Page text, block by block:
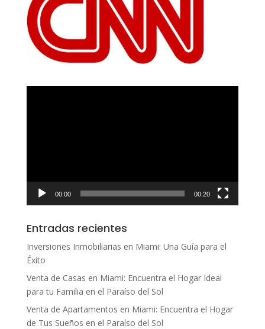
00:00 00:20
Entradas recientes
Inversiones Inmobiliarias en Miami: Una Guía para el
Éxito
Venta de Casas en Miami: Encuentra el Hogar Ideal
para tu Familia en el Paraíso del Sol
Venta de Apartamentos en Miami: Encuentra el Hogar
de Tus Sueños en el Paraíso del Sol